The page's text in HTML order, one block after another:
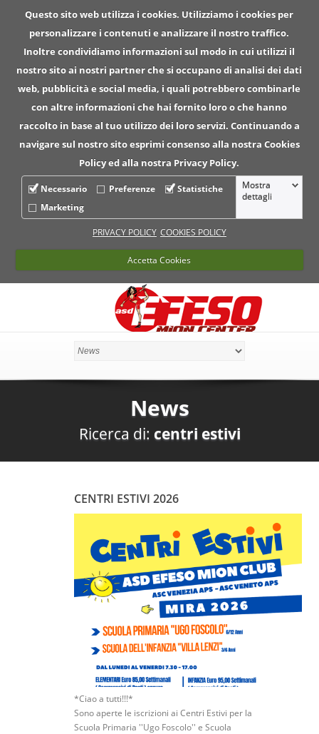
Questo sito web utilizza i cookies. Utilizziamo i cookies per
personalizzare i contenuti e analizzare il nostro traffico.
Inoltre condividiamo informazioni sul modo in cui utilizzi il
nostro sito ai nostri partner che si occupano di analisi dei dati
web, pubblicità e social media, i quali potrebbero combinarle
con altre informazioni che hai fornito loro o che hanno
raccolto in base al tuo utilizzo dei loro servizi. Continuando a
navigare sul nostro sito esprimi consenso alla nostra Cookies
Policy ed alla nostra Privacy Policy.
Necessario Preferenze
Statistiche
Marketing
Mostra
dettagli
PRIVACY POLICY COOKIES POLICY
Accetta Cookies
Per informazioni chiama ll numero :
041.423708
News
Ricerca di: centri estivi
CENTRI ESTIVI 2026
*Ciao a tutti!!!*
Sono aperte le iscrizioni ai Centri Estivi per la
Scuola Primaria ''Ugo Foscolo'' e Scuola